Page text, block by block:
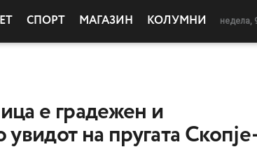
СПОРТ МАГАЗИН КОЛУМНИ недела,
е градежен и
на пругата